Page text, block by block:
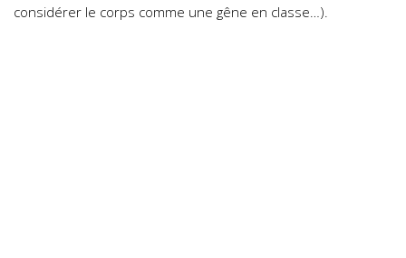
considérer le corps comme une gêne en classe…).